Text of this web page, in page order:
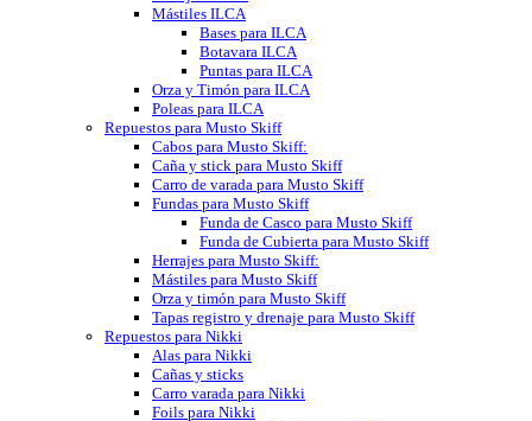
Mástiles ILCA
Bases para ILCA
Botavara ILCA
Puntas para ILCA
Orza y Timón para ILCA
Poleas para ILCA
Repuestos para Musto Skiff
Cabos para Musto Skiff:
Caña y stick para Musto Skiff
Carro de varada para Musto Skiff
Fundas para Musto Skiff
Funda de Casco para Musto Skiff
Funda de Cubierta para Musto Skiff
Herrajes para Musto Skiff:
Mástiles para Musto Skiff
Orza y timón para Musto Skiff
Tapas registro y drenaje para Musto Skiff
Repuestos para Nikki
Alas para Nikki
Cañas y sticks
Carro varada para Nikki
Foils para Nikki